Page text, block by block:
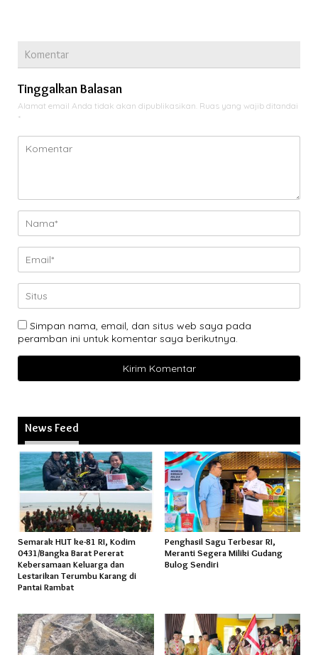
Komentar
Tinggalkan Balasan
Alamat email Anda tidak akan dipublikasikan. Ruas yang wajib ditandai
*
Simpan nama, email, dan situs web saya pada
peramban ini untuk komentar saya berikutnya.
News Feed
Semarak HUT ke-81 RI, Kodim
0431/Bangka Barat Pererat
Kebersamaan Keluarga dan
Lestarikan Terumbu Karang di
Pantai Rambat
Penghasil Sagu Terbesar RI,
Meranti Segera Miliki Gudang
Bulog Sendiri